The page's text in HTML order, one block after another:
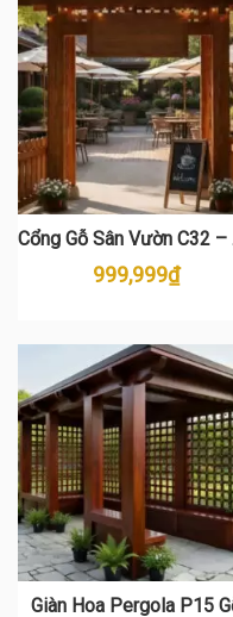
Cổng Gỗ Sân Vườn C32 –
Thông Cao Cấp
999,999₫
Giàn Hoa Pergola P15